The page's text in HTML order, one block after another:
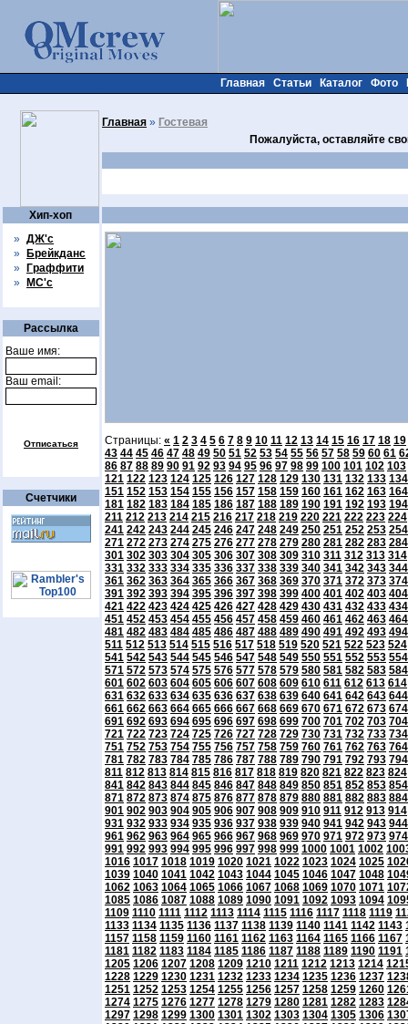
Хип-хоп
» ДЖ'с
»
Брейкданс
»
Граффити
»
МС'с
Рассылка
Ваше имя:
Ваш email:
Отписаться
Счетчики
Главная Статьи Каталог Фото
Главная » Гостевая
Пожалуйста, оставляйте
Страницы: « 1 2 3 4 5 6 7 8 9 10 11 12 13 14 15 16 17 18 19
43 44 45 46 47 48 49 50 51 52 53 54 55 56 57 58 59 60 61
86 87 88 89 90 91 92 93 94 95 96 97 98 99 100 101 102 103
121 122 123 124 125 126 127 128 129 130 131 132 133 134
151 152 153 154 155 156 157 158 159 160 161 162 163 164
181 182 183 184 185 186 187 188 189 190 191 192 193 194
211 212 213 214 215 216 217 218 219 220 221 222 223 224
241 242 243 244 245 246 247 248 249 250 251 252 253 254
271 272 273 274 275 276 277 278 279 280 281 282 283 284
301 302 303 304 305 306 307 308 309 310 311 312 313 314
331 332 333 334 335 336 337 338 339 340 341 342 343 344
361 362 363 364 365 366 367 368 369 370 371 372 373 374
391 392 393 394 395 396 397 398 399 400 401 402 403 404
421 422 423 424 425 426 427 428 429 430 431 432 433 434
451 452 453 454 455 456 457 458 459 460 461 462 463 464
481 482 483 484 485 486 487 488 489 490 491 492 493 494
511 512 513 514 515 516 517 518 519 520 521 522 523 524
541 542 543 544 545 546 547 548 549 550 551 552 553 554
571 572 573 574 575 576 577 578 579 580 581 582 583 584
601 602 603 604 605 606 607 608 609 610 611 612 613 614
631 632 633 634 635 636 637 638 639 640 641 642 643 644
661 662 663 664 665 666 667 668 669 670 671 672 673 674
691 692 693 694 695 696 697 698 699 700 701 702 703 704
721 722 723 724 725 726 727 728 729 730 731 732 733 734
751 752 753 754 755 756 757 758 759 760 761 762 763 764
781 782 783 784 785 786 787 788 789 790 791 792 793 794
811 812 813 814 815 816 817 818 819 820 821 822 823 824
841 842 843 844 845 846 847 848 849 850 851 852 853 854
871 872 873 874 875 876 877 878 879 880 881 882 883 884
901 902 903 904 905 906 907 908 909 910 911 912 913 914
931 932 933 934 935 936 937 938 939 940 941 942 943 944
961 962 963 964 965 966 967 968 969 970 971 972 973 974
991 992 993 994 995 996 997 998 999 1000 1001 1002
1016 1017 1018 1019 1020 1021 1022 1023 1024 1025
1039 1040 1041 1042 1043 1044 1045 1046 1047 1048
1062 1063 1064 1065 1066 1067 1068 1069 1070 1071
1085 1086 1087 1088 1089 1090 1091 1092 1093 1094
1109 1110 1111 1112 1113 1114 1115 1116 1117 1118 1119
1133 1134 1135 1136 1137 1138 1139 1140 1141 1142 1143
1157 1158 1159 1160 1161 1162 1163 1164 1165 1166 1167
1181 1182 1183 1184 1185 1186 1187 1188 1189 1190 1191
1205 1206 1207 1208 1209 1210 1211 1212 1213 1214
1228 1229 1230 1231 1232 1233 1234 1235 1236 1237
1251 1252 1253 1254 1255 1256 1257 1258 1259 1260
1274 1275 1276 1277 1278 1279 1280 1281 1282 1283
1297 1298 1299 1300 1301 1302 1303 1304 1305 1306